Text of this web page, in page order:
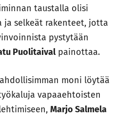
taustalla olisi
ja selkeät rakenteet, jotta
pystytään
Puolitaivalpainottaa.
moni löytää
vapaaehtoisten
Marjo Salmela